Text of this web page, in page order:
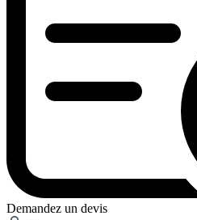
Demandez un devis